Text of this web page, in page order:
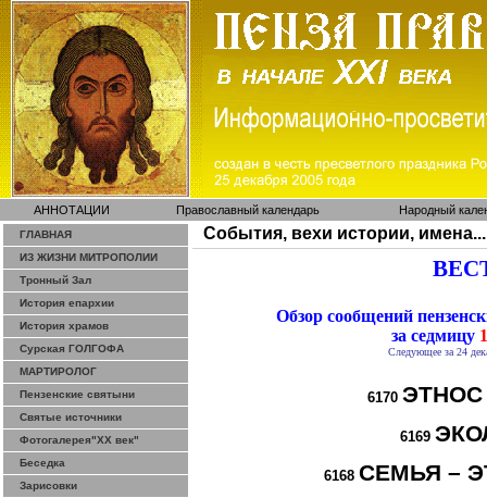
АННОТАЦИИ Православный календарь Народный
ГЛАВНАЯ
ИЗ ЖИЗНИ МИТРОПОЛИИ
Тронный Зал
История епархии
История храмов
Сурская ГОЛГОФА
МАРТИРОЛОГ
Пензенские святыни
Святые источники
Фотогалерея"ХХ век"
Беседка
Зарисовки
События, вехи истории, имена...
Обзор сообщений
за седмицу
Следующее за 24
6170
6169
6168 СЕМЬЯ –